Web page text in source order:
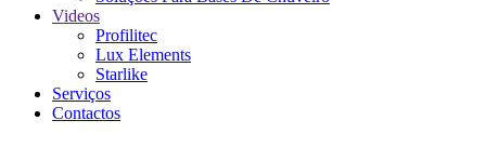
Videos
Profilitec
Lux Elements
Starlike
Serviços
Contactos